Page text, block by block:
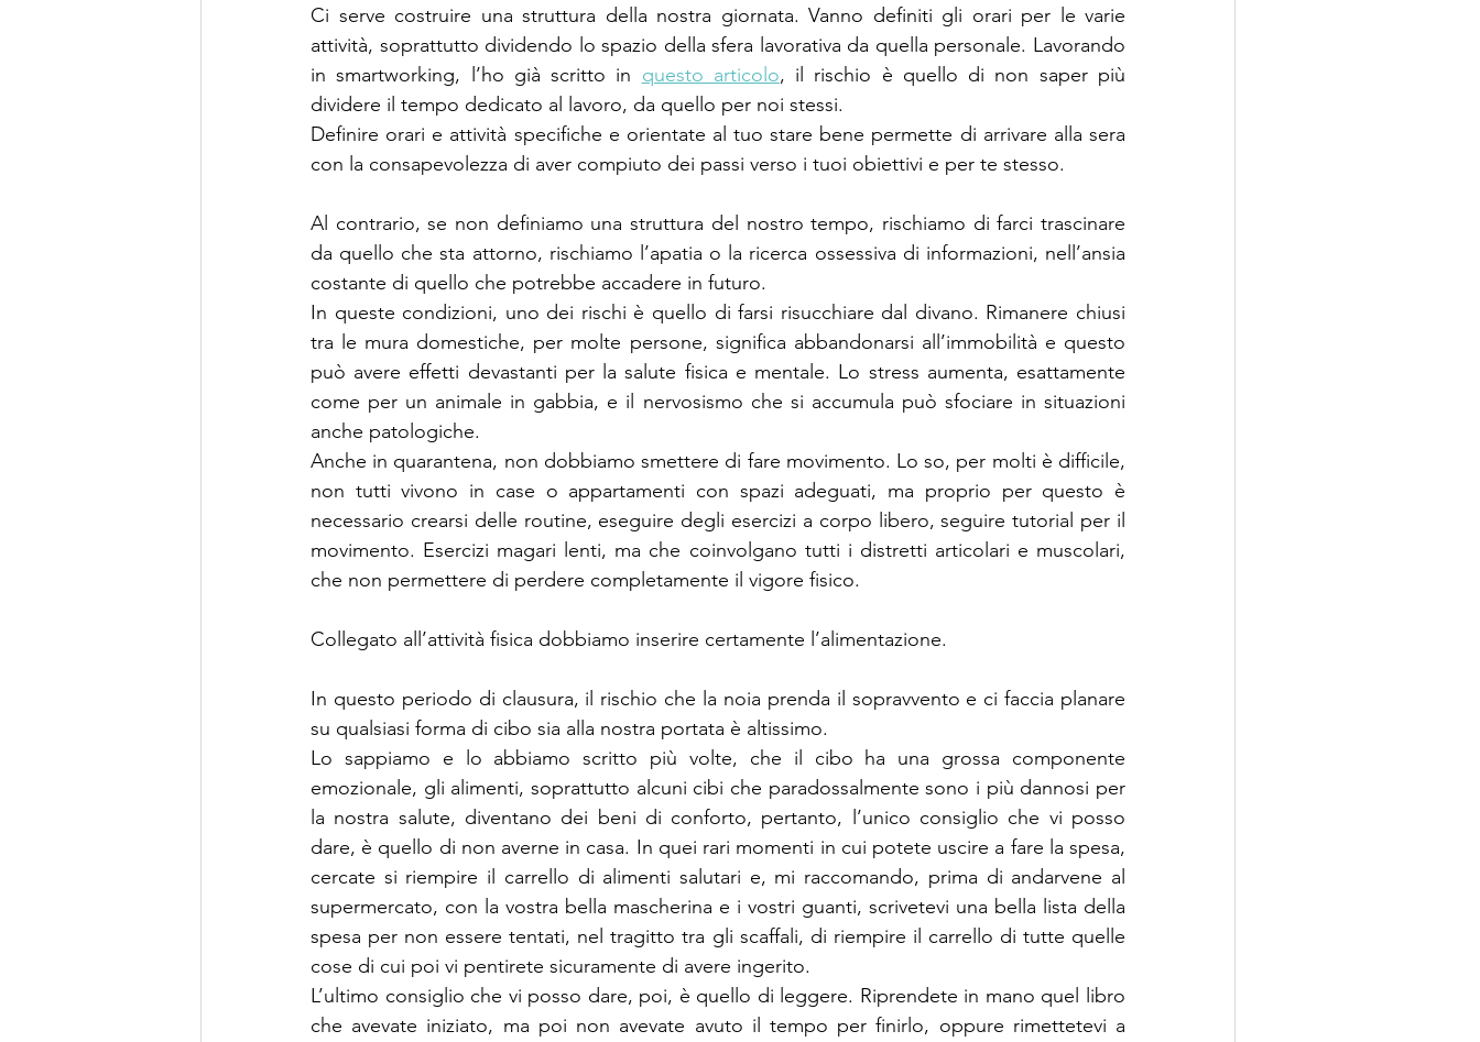
Ci serve costruire una struttura della nostra giornata. Vanno definiti gli orari per le varie
attività, soprattutto dividendo lo spazio della sfera lavorativa da quella personale. Lavorando
in smartworking, l’ho già scritto in questo articolo, il rischio è quello di non saper più
dividere il tempo dedicato al lavoro, da quello per noi stessi.
Definire orari e attività specifiche e orientate al tuo stare bene permette di arrivare alla sera
con la consapevolezza di aver compiuto dei passi verso i tuoi obiettivi e per te stesso.
Al contrario, se non definiamo una struttura del nostro tempo, rischiamo di farci trascinare
da quello che sta attorno, rischiamo l’apatia o la ricerca ossessiva di informazioni, nell’ansia
costante di quello che potrebbe accadere in futuro.
In queste condizioni, uno dei rischi è quello di farsi risucchiare dal divano. Rimanere chiusi
tra le mura domestiche, per molte persone, significa abbandonarsi all’immobilità e questo
può avere effetti devastanti per la salute fisica e mentale. Lo stress aumenta, esattamente
come per un animale in gabbia, e il nervosismo che si accumula può sfociare in situazioni
anche patologiche.
Anche in quarantena, non dobbiamo smettere di fare movimento. Lo so, per molti è difficile,
non tutti vivono in case o appartamenti con spazi adeguati, ma proprio per questo è
necessario crearsi delle routine, eseguire degli esercizi a corpo libero, seguire tutorial per il
movimento. Esercizi magari lenti, ma che coinvolgano tutti i distretti articolari e muscolari,
che non permettere di perdere completamente il vigore fisico.
Collegato all’attività fisica dobbiamo inserire certamente l’alimentazione.
In questo periodo di clausura, il rischio che la noia prenda il sopravvento e ci faccia planare
su qualsiasi forma di cibo sia alla nostra portata è altissimo.
Lo sappiamo e lo abbiamo scritto più volte, che il cibo ha una grossa componente
emozionale, gli alimenti, soprattutto alcuni cibi che paradossalmente sono i più dannosi per
la nostra salute, diventano dei beni di conforto, pertanto, l’unico consiglio che vi posso
dare, è quello di non averne in casa. In quei rari momenti in cui potete uscire a fare la spesa,
cercate si riempire il carrello di alimenti salutari e, mi raccomando, prima di andarvene al
supermercato, con la vostra bella mascherina e i vostri guanti, scrivetevi una bella lista della
spesa per non essere tentati, nel tragitto tra gli scaffali, di riempire il carrello di tutte quelle
cose di cui poi vi pentirete sicuramente di avere ingerito.
L’ultimo consiglio che vi posso dare, poi, è quello di leggere. Riprendete in mano quel libro
che avevate iniziato, ma poi non avevate avuto il tempo per finirlo, oppure rimettetevi a